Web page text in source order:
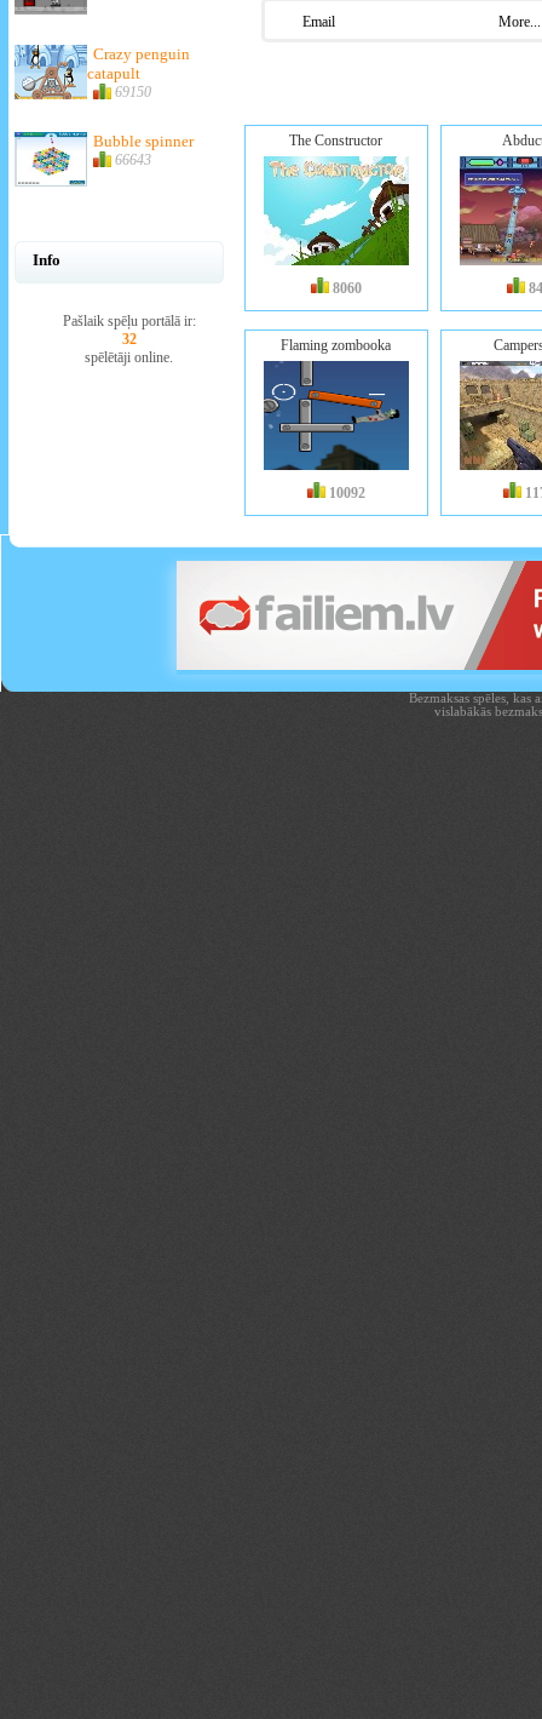
Crazy penguin
catapult
69150
Bubble spinner
66643
Info
Pašlaik spēļu portālā ir:
32
spēlētāji online.
Email More...
The Constructor
8060
Flaming zombooka
10092
Bezmaksas spēles,
vislabākās